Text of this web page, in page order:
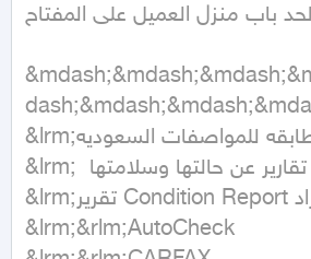
باب منزل العميل على المفتاح
&lrm;التقارير  جميع السيارات من دون حوادث  ومطابقه للمواصفات السعوديه
&lrm;  ويوجد ثلاث تقارير عن حالتها وسلامتها
&lrm;تقرير Condition Report الخاص بالشركة او المزاد
&lrm;&rlm;AutoCheck